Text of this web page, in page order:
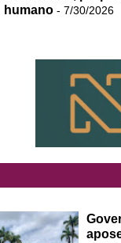
humano - 7/30/2026